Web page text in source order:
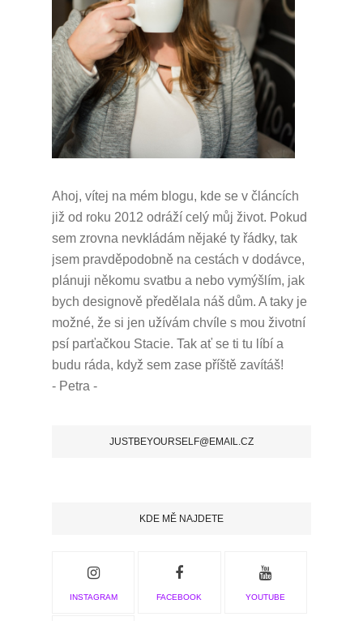
Ahoj, vítej na mém blogu, kde se v článcích
již od roku 2012 odráží celý můj život. Pokud
sem zrovna nevkládám nějaké ty řádky, tak
jsem pravděpodobně na cestách v dodávce,
plánuji někomu svatbu a nebo vymýšlím, jak
bych designově předělala náš dům. A taky je
možné, že si jen užívám chvíle s mou životní
psí parťačkou Stacie. Tak ať se ti tu líbí a
budu ráda, když sem zase příště zavítáš!
- Petra -
JUSTBEYOURSELF@EMAIL.CZ
KDE MĚ NAJDETE
INSTAGRAM FACEBOOK YOUTUBE